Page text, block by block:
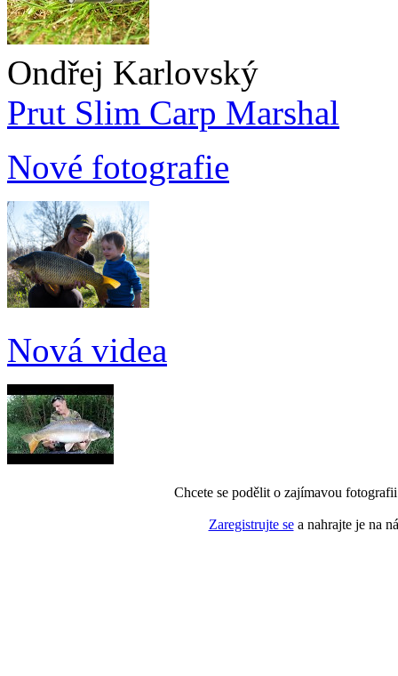
Ondřej Karlovský
Prut Slim Carp Marshal
Nové fotografie
Nová videa
Chcete se podělit o zajímavou
Zaregistrujte sea nahrajte je na